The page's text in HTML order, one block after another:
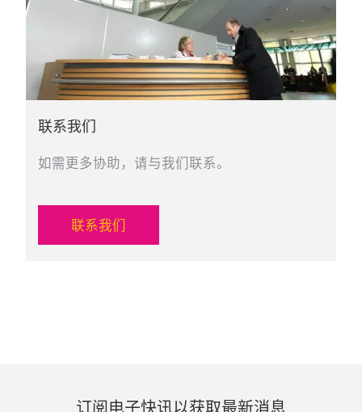
联系我们
如需更多协助，请与我们联系。
联系我们
订阅电子快讯以获取最新消息